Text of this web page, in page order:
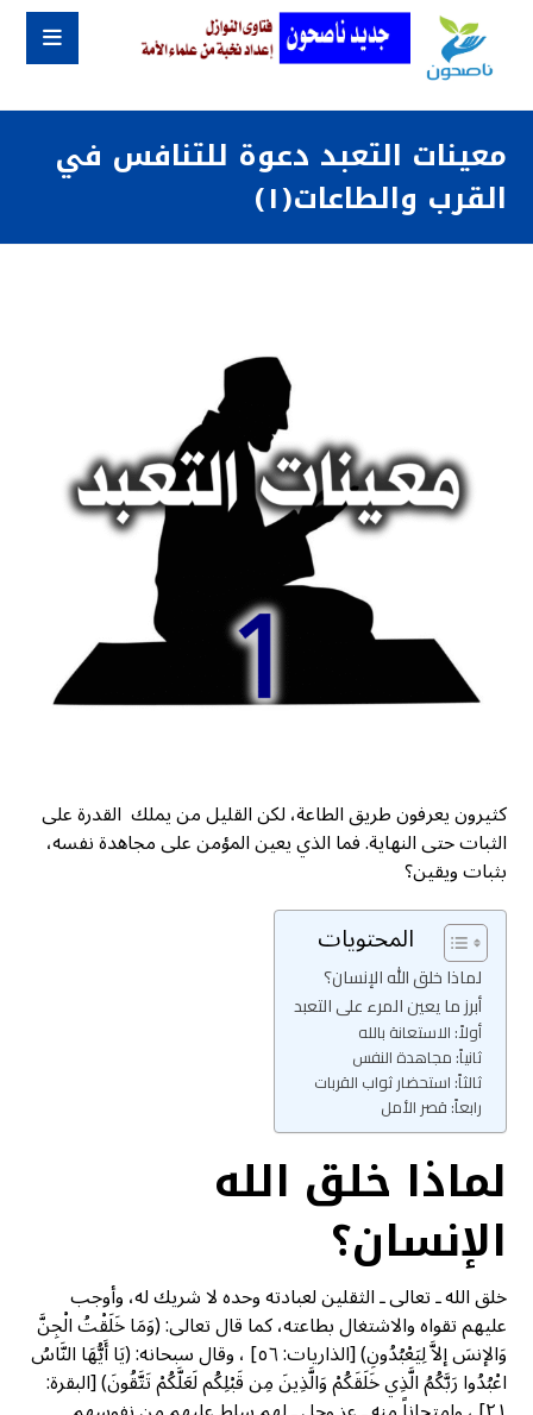
معينات التعبد دعوة للتنافس في
القرب والطاعات(١)
كثيرون يعرفون طريق الطاعة، لكن القليل من يملك القدرة على
الثبات حتى النهاية. فما الذي يعين المؤمن على مجاهدة نفسه،
بثبات ويقين؟
المحتويات
لماذا خلق الله الإنسان؟
أبرز ما يعين المرء على التعبد
أولاً: الاستعانة بالله
ثانياً: مجاهدة النفس
ثالثاً: استحضار ثواب القربات
رابعاً: قصر الأمل
لماذا خلق الله
الإنسان؟
خلق الله ـ تعالى ـ الثقلين لعبادته وحده لا شريك له، وأوجب
عليهم تقواه والاشتغال بطاعته، كما قال تعالى: (وَمَا خَلَقْتُ الْجِنَّ
وَالإنسَ إلاَّ لِيَعْبُدُونِ) [الذاريات: ٥٦] ، وقال سبحانه: (يَا أَيُّهَا النَّاسُ
اعْبُدُوا رَبَّكُمُ الَّذِي خَلَقَكُمْ وَالَّذِينَ مِن قَبْلِكُم لَعَلَّكُمْ تَتَّقُونَ) [البقرة: